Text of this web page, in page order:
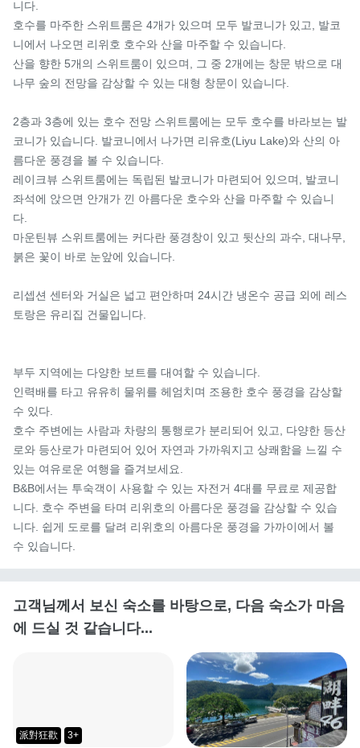
니다.
호수를 마주한 스위트룸은 4개가 있으며 모두 발코니가 있고, 발코
니에서 나오면 리위호 호수와 산을 마주할 수 있습니다.
산을 향한 5개의 스위트룸이 있으며, 그 중 2개에는 창문 밖으로 대
나무 숲의 전망을 감상할 수 있는 대형 창문이 있습니다.
2층과 3층에 있는 호수 전망 스위트룸에는 모두 호수를 바라보는 발
코니가 있습니다. 발코니에서 나가면 리유호(Liyu Lake)와 산의 아
름다운 풍경을 볼 수 있습니다.
레이크뷰 스위트룸에는 독립된 발코니가 마련되어 있으며, 발코니
좌석에 앉으면 안개가 낀 아름다운 호수와 산을 마주할 수 있습니
다.
마운틴뷰 스위트룸에는 커다란 풍경창이 있고 뒷산의 과수, 대나무,
붉은 꽃이 바로 눈앞에 있습니다.
리셉션 센터와 거실은 넓고 편안하며 24시간 냉온수 공급 외에 레스
토랑은 유리집 건물입니다.
부두 지역에는 다양한 보트를 대여할 수 있습니다.
인력배를 타고 유유히 물위를 헤엄치며 조용한 호수 풍경을 감상할
수 있다.
호수 주변에는 사람과 차량의 통행로가 분리되어 있고, 다양한 등산
로와 등산로가 마련되어 있어 자연과 가까워지고 상쾌함을 느낄 수
있는 여유로운 여행을 즐겨보세요.
B&B에서는 투숙객이 사용할 수 있는 자전거 4대를 무료로 제공합
니다. 호수 주변을 타며 리위호의 아름다운 풍경을 감상할 수 있습
니다. 쉽게 도로를 달려 리위호의 아름다운 풍경을 가까이에서 볼
수 있습니다.
고객님께서 보신 숙소를 바탕으로, 다음 숙소가 마음
에 드실 것 같습니다...
派對狂歡 3+